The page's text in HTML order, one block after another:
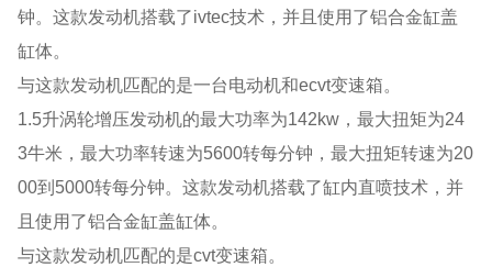
钟。这款发动机搭载了ivtec技术，并且使用了铝合金缸盖
缸体。
与这款发动机匹配的是一台电动机和ecvt变速箱。
1.5升涡轮增压发动机的最大功率为142kw，最大扭矩为24
3牛米，最大功率转速为5600转每分钟，最大扭矩转速为20
00到5000转每分钟。这款发动机搭载了缸内直喷技术，并
且使用了铝合金缸盖缸体。
与这款发动机匹配的是cvt变速箱。